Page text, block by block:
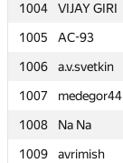
1004
VIJAY GIRI
1005
AC-93
1006
a.v.svetkin
1007
medegor44
1008
Na Na
1009
avrimish
1004
VIJAY GIRI
1005
AC-93
1006
a.v.svetkin
1007
medegor44
1008
Na Na
1009
avrimish